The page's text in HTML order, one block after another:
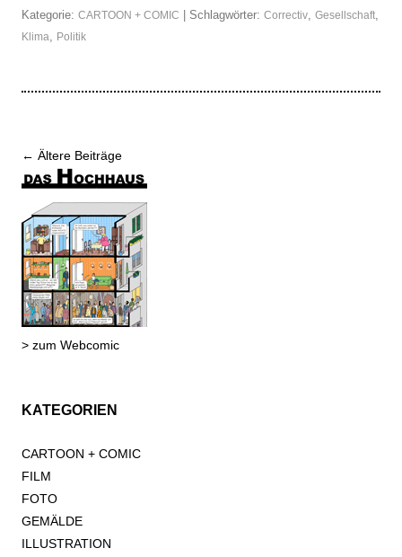
Kategorie: CARTOON + COMIC | Schlagwörter: Correctiv, Gesellschaft,
Klima, Politik
Beitrags-
Navigation
← Ältere Beiträge
> zum Webcomic
KATEGORIEN
CARTOON + COMIC
FILM
FOTO
GEMÄLDE
ILLUSTRATION